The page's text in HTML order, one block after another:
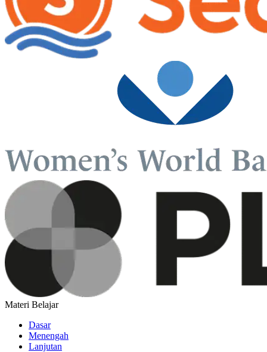
Materi Belajar
Dasar
Menengah
Lanjutan